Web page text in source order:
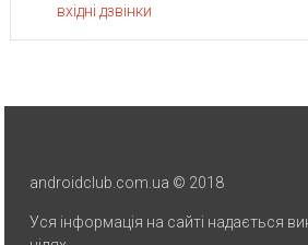
вхідні дзвінки
androidclub.com.ua © 2018
Уся інформація на сайті надається